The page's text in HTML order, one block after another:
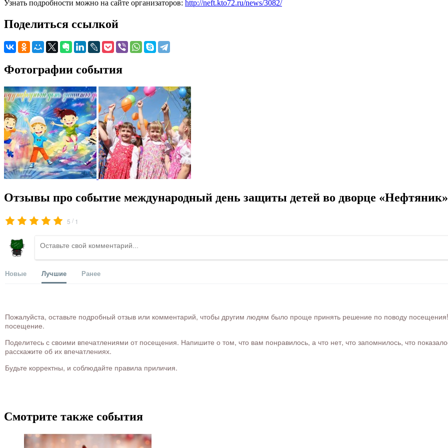
Узнать подробности можно на сайте организаторов: http://neft.kto72.ru/news/3082/
Поделиться ссылкой
Фотографии события
Отзывы про событие международный день защиты детей во дворце
5 / 1
Новые Лучшие Ранее
Пожалуйста, оставьте подробный отзыв или комментарий, чтобы другим людям было проще принять решение по поводу посещения!
посещение.
Поделитесь с своими впечатлениями от посещения. Напишите о том, что вам понравилось, а что нет, что запомнилось, что
расскажите об их впечатлениях.
Будьте корректны, и соблюдайте правила приличия.
Смотрите также события